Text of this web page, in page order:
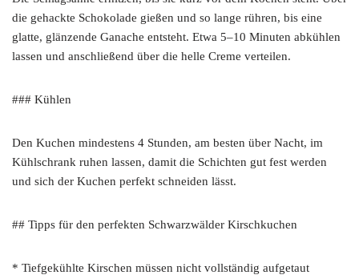
die gehackte Schokolade gießen und so lange rühren, bis eine
glatte, glänzende Ganache entsteht. Etwa 5–10 Minuten abkühlen
lassen und anschließend über die helle Creme verteilen.
### Kühlen
Den Kuchen mindestens 4 Stunden, am besten über Nacht, im
Kühlschrank ruhen lassen, damit die Schichten gut fest werden
und sich der Kuchen perfekt schneiden lässt.
## Tipps für den perfekten Schwarzwälder Kirschkuchen
* Tiefgekühlte Kirschen müssen nicht vollständig aufgetaut